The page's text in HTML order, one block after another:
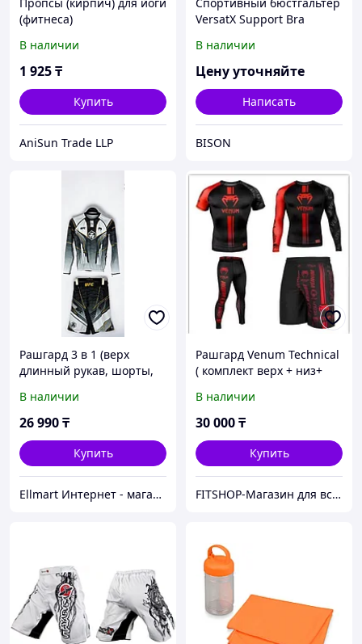
(фитнеса)
В наличии
1 925₸
Купить
AniSun Trade LLP
VersatX Support Bra
В наличии
Цену уточняйте
Написать
BISON
Рашгард 3 в 1 (верх
длинный рукав, шорты,
В наличии
26 990₸
Купить
Ellmart Интернет - магазин
Рашгард Venum Technical
( комплект верх + низ+
В наличии
30 000₸
Купить
FITSHOP-Магазин для всей семьи!